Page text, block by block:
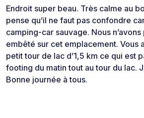
Endroit super beau. Très calme au
pense qu’il ne faut pas confondre
camping-car sauvage. Nous
embêté sur cet emplacement. Vous
petit tour de lac d’1,5 km ce qui est
footing du matin tout au tour du lac.
Bonne journée à tous.